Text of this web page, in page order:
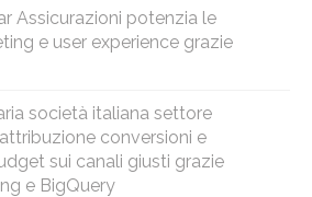
Assicurazioni potenzia le
e user experience grazie
società italiana settore
conversioni e
sui canali giusti grazie
e BigQuery